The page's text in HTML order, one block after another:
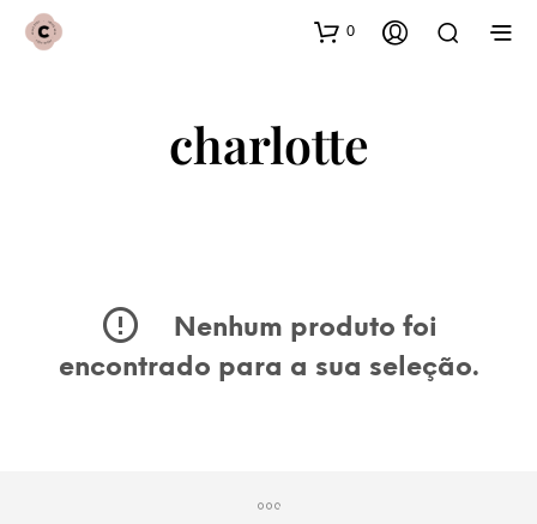
0
charlotte
Nenhum produto foi
encontrado para a sua seleção.